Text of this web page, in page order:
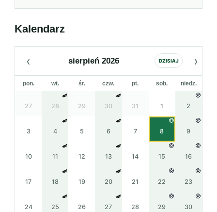
Kalendarz
‹ sierpień 2026 DZISIAJ ›
pon. wt. śr. czw. pt. sob. niedz.
27 28 29 30 31 1 2
3 4 5 6 7 8 9
10 11 12 13 14 15 16
17 18 19 20 21 22 23
24 25 26 27 28 29 30